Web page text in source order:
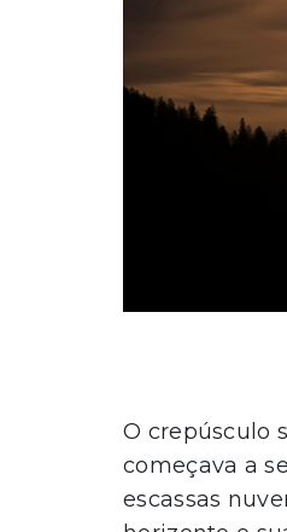
O crepúsculo
começava a
escassas